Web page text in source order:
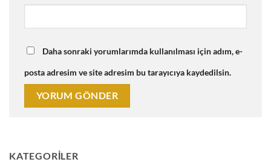
Daha sonraki yorumlarımda kullanılması için adım, e-
posta adresim ve site adresim bu tarayıcıya kaydedilsin.
KATEGORILER